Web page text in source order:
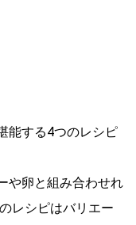
能する4つのレシピ
や卵と組み合わせれ
レシピはバリエー